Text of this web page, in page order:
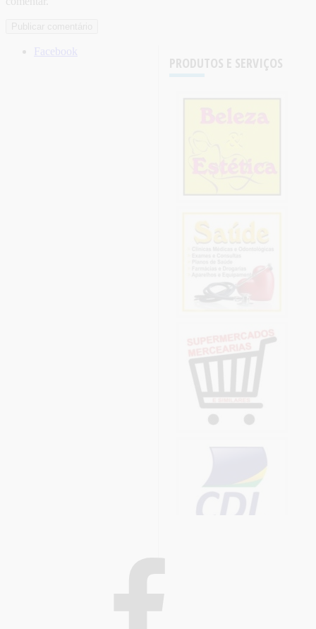
PRODUTOS E SERVIÇOS
Facebook